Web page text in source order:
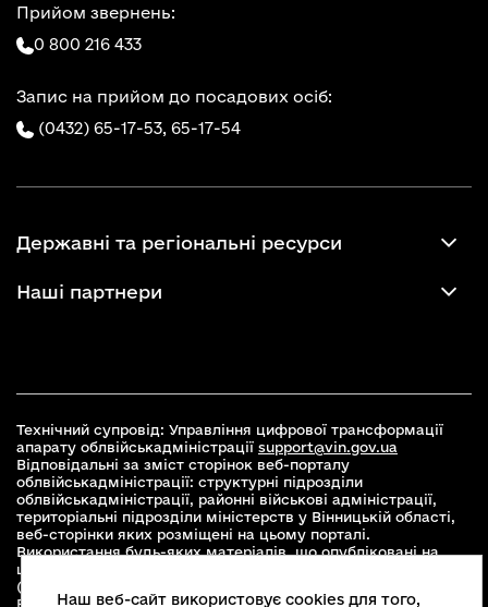
Прийом звернень:
0 800 216 433
Запис на прийом до посадових осіб:
(0432) 65-17-53, 65-17-54
Державні та регіональні ресурси
Наші партнери
Технічний супровід: Управління цифрової трансформації
апарату облвійськадміністрації support@vin.gov.ua
Відповідальні за зміст сторінок веб-порталу
облвійськадміністрації: структурні підрозділи
облвійськадміністрації, районні військові адміністрації,
територіальні підрозділи міністерств у Вінницькій області,
веб-сторінки яких розміщені на цьому порталі.
Використання будь-яких матеріалів, що опубліковані на
цьому сайті, дозволяється при умові зазначення посилання
(для інтернет-видань - гіперпосилання) на офіційний сайт
Вінницької облвійськадміністраціїwww.vin.gov.ua.
Наш веб-сайт використовує cookies для того,